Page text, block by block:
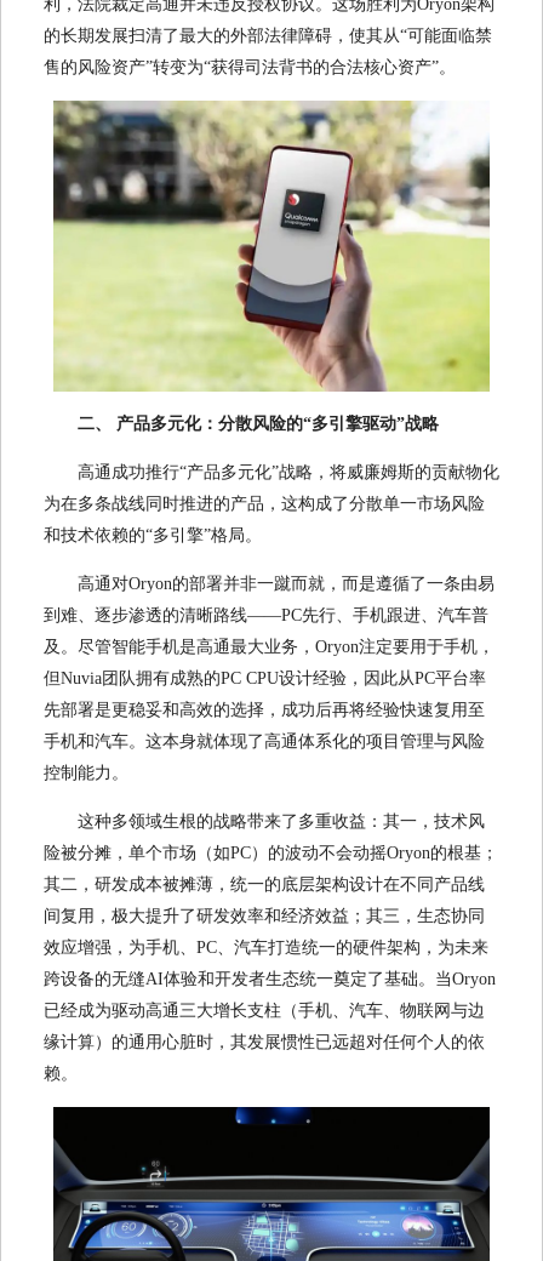
利，法院裁定高通并未违反授权协议。这场胜利为Oryon架构
的长期发展扫清了最大的外部法律障碍，使其从“可能面临禁
售的风险资产”转变为“获得司法背书的合法核心资产”。
二、 产品多元化：分散风险的“多引擎驱动”战略
高通成功推行“产品多元化”战略，将威廉姆斯的贡献物化
为在多条战线同时推进的产品，这构成了分散单一市场风险
和技术依赖的“多引擎”格局。
高通对Oryon的部署并非一蹴而就，而是遵循了一条由易
到难、逐步渗透的清晰路线——PC先行、手机跟进、汽车普
及。尽管智能手机是高通最大业务，Oryon注定要用于手机，
但Nuvia团队拥有成熟的PC CPU设计经验，因此从PC平台率
先部署是更稳妥和高效的选择，成功后再将经验快速复用至
手机和汽车。这本身就体现了高通体系化的项目管理与风险
控制能力。
这种多领域生根的战略带来了多重收益：其一，技术风
险被分摊，单个市场（如PC）的波动不会动摇Oryon的根基；
其二，研发成本被摊薄，统一的底层架构设计在不同产品线
间复用，极大提升了研发效率和经济效益；其三，生态协同
效应增强，为手机、PC、汽车打造统一的硬件架构，为未来
跨设备的无缝AI体验和开发者生态统一奠定了基础。当Oryon
已经成为驱动高通三大增长支柱（手机、汽车、物联网与边
缘计算）的通用心脏时，其发展惯性已远超对任何个人的依
赖。